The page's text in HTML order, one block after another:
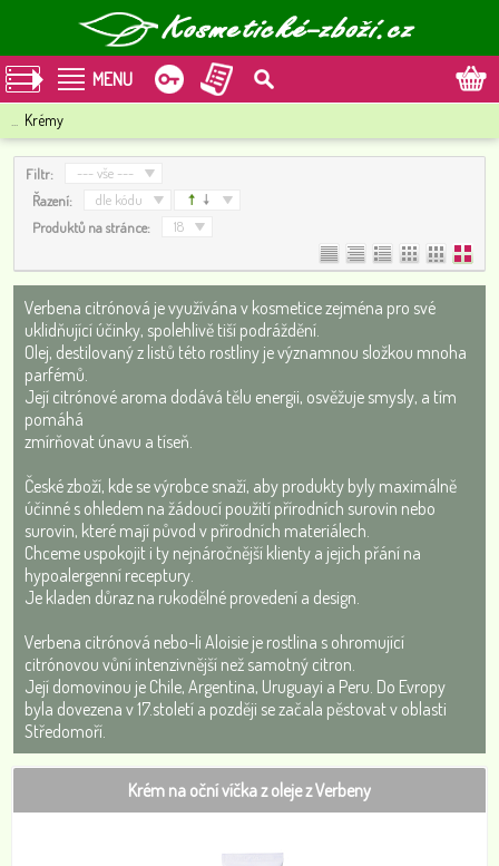
MENU
Krémy
Filtr:
--- vše ---
Řazení:
dle kódu
Produktů na stránce:
18
Verbena citrónová je využívána v kosmetice zejména pro své
uklidňující účinky, spolehlivě tiší podráždění.
Olej, destilovaný z listů této rostliny je významnou složkou mnoha
parfémů.
Její citrónové aroma dodává tělu energii, osvěžuje smysly, a tím
pomáhá
zmírňovat únavu a tíseň.
České zboží, kde se výrobce snaží, aby produkty byly maximálně
účinné s ohledem na žádoucí použití přírodních surovin nebo
surovin, které mají původ v přírodních materiálech.
Chceme uspokojit i ty nejnáročnější klienty a jejich přání na
hypoalergenní receptury.
Je kladen důraz na rukodělné provedení a design.
Verbena citrónová nebo-li Aloisie je rostlina s ohromující
citrónovou vůní intenzivnější než samotný citron.
Její domovinou je Chile, Argentina, Uruguayi a Peru. Do Evropy
byla dovezena v 17.století a později se začala pěstovat v oblasti
Středomoří.
Krém na oční víčka z oleje z Verbeny